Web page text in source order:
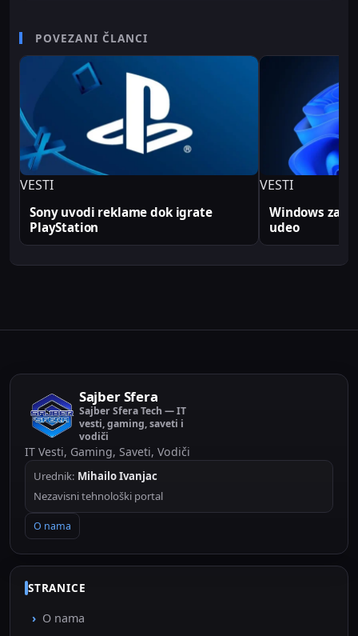
senior video editor na RTV Belle amie, što mu
omogućava da tehničke teme predstavi jasno i
profesionalno. Sve tehničke analize i konfiguracije
na Sajber Sfera portalu zasnovane su na realnim
produkcionim implementacijama.
POVEZANI ČLANCI
VESTI
Sony uvodi reklame dok igrate
PlayStation
VESTI
Windows
udeo
Sajber Sfera
Sajber Sfera Tech — IT
vesti, gaming, saveti i
vodiči
IT Vesti, Gaming, Saveti, Vodiči
Urednik: Mihailo Ivanjac
Nezavisni tehnološki portal
O nama
STRANICE
O nama